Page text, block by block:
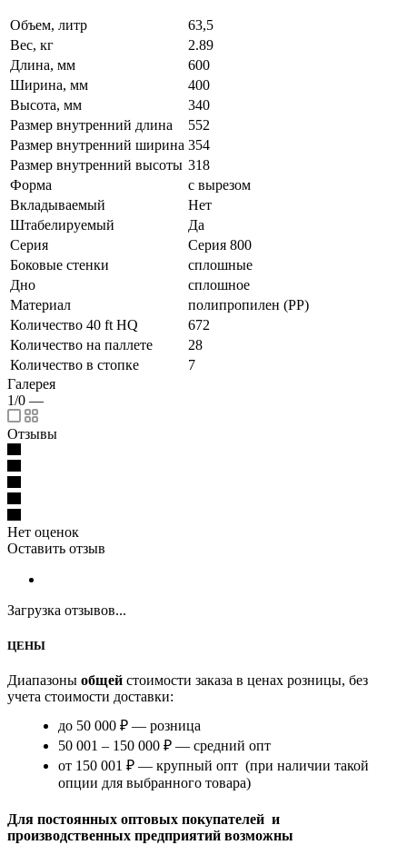
Объем, литр
63,5
Вес, кг
2.89
Длина, мм
600
Ширина, мм
400
Высота, мм
340
Размер внутренний длина
552
Размер внутренний ширина 354
Размер внутренний высоты 318
Форма
с вырезом
Вкладываемый
Нет
Штабелируемый
Да
Серия
Серия 800
Боковые стенки
сплошные
Дно
сплошное
Материал
полипропилен (PP)
Количество 40 ft HQ
672
Количество на паллете
28
Количество в стопке
7
Галерея
1/0 —
Отзывы
Нет оценок
Оставить отзыв
Загрузка отзывов...
ЦЕНЫ
Диапазоны общей стоимости заказа в ценах розницы, без
учета стоимости доставки:
до 50 000 ₽ — розница
50 001 – 150 000 ₽ — средний опт
от 150 001 ₽ — крупный опт (при наличии такой
опции для выбранного товара)
Для постоянных оптовых покупателей и
производственных предприятий возможны